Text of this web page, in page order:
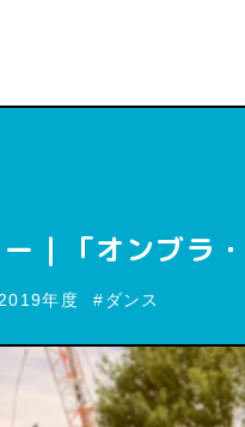
｜「オンブラ
2019年度 ダンス